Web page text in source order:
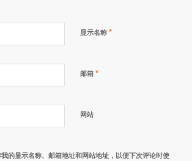
显示名称 *
邮箱 *
网站
的显示名称、邮箱地址和网站地址，以便下次评论时使